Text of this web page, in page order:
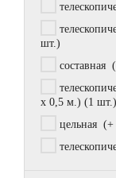
шт.)
составная
х 0,5 м.) (1 шт.)
цельная